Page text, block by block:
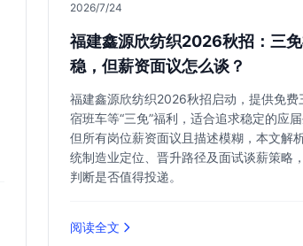
2026/7/24
福建鑫源欣纺织2026秋招：三免
稳，但薪资面议怎么谈？
福建鑫源欣纺织2026秋招启动，提供免费
宿班车等“三免”福利，适合追求稳定的应届
但所有岗位薪资面议且描述模糊，本文解
统制造业定位、晋升路径及面试谈薪策略
判断是否值得投递。
阅读全文